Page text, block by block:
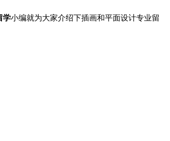
学小编就为大家介绍下插画和平面设计专业留